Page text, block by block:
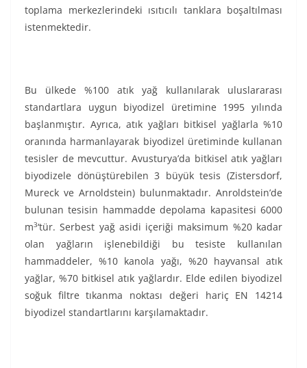
toplama merkezlerindeki ısıtıcılı tanklara boşaltılması
istenmektedir.
Bu ülkede %100 atık yağ kullanılarak uluslararası
standartlara uygun biyodizel üretimine 1995 yılında
başlanmıştır. Ayrıca, atık yağları bitkisel yağlarla %10
oranında harmanlayarak biyodizel üretiminde kullanan
tesisler de mevcuttur. Avusturya’da bitkisel atık yağları
biyodizele dönüştürebilen 3 büyük tesis (Zistersdorf,
Mureck ve Arnoldstein) bulunmaktadır. Anroldstein’de
bulunan tesisin hammadde depolama kapasitesi 6000
m3‘tür. Serbest yağ asidi içeriği maksimum %20 kadar
olan yağların işlenebildiği bu tesiste kullanılan
hammaddeler, %10 kanola yağı, %20 hayvansal atık
yağlar, %70 bitkisel atık yağlardır. Elde edilen biyodizel
soğuk filtre tıkanma noktası değeri hariç EN 14214
biyodizel standartlarını karşılamaktadır.